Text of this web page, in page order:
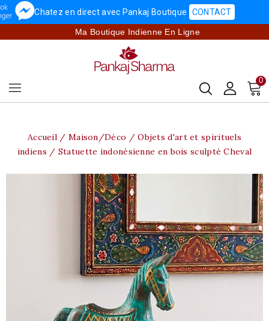
Chatez en direct avec Pankaj Boutique CONTACT
Ma Boutique Indienne En Ligne
0
Accueil Maison/Déco
Objets d'art et spirituels
indiens
Statuette indonésienne en bois sculpté Cheval